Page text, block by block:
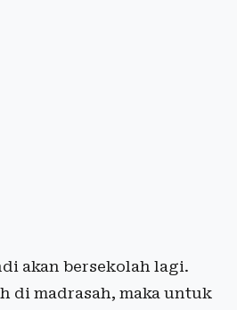
akan bersekolah lagi.
di madrasah, maka untuk